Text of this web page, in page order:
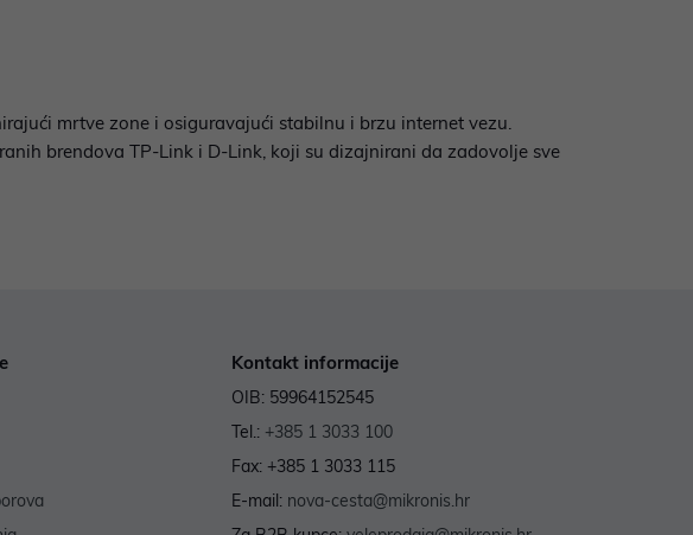
mrtve zone i osiguravajući stabilnu i brzu internet vezu.
brendova TP-Link i D-Link, koji su dizajnirani da zadovolje sve
Kontakt informacije
OIB: 59964152545
Tel.: +385 1 3033 100
Fax: +385 1 3033 115
E-mail: nova-cesta@mikronis.hr